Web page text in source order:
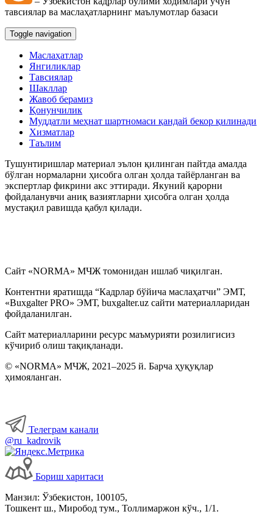
тавсиялар ва маслаҳатларнинг маълумотлар базаси
Toggle navigation
Маслаҳатлар
Янгиликлар
Тавсиялар
Шакллар
Жавоб берамиз
Қонунчилик
Муддатли меҳнат шартномаси қандай бекор қилинади
Хизматлар
Таълим
Тушунтиришлар материал эълон қилинган пайтда амалда
бўлган нормаларни ҳисобга олган ҳолда тайёрланган ва
экспертлар фикрини акс эттиради. Якуний қарорни
фойдаланувчи аниқ вазиятларни ҳисобга олган ҳолда
мустақил равишда қабул қилади.
Сайт «NORMA» МЧЖ томонидан ишлаб чиқилган.
Контентни яратишда “Кадрлар бўйича маслаҳатчи” ЭМТ,
«Buxgalter PRO» ЭМТ, buxgalter.uz сайти материалларидан
фойдаланилган.
Сайт материалларини ресурс маъмурияти розилигисиз
кўчириб олиш тақиқланади.
© «NORMA» МЧЖ, 2021–2025 й. Барча ҳуқуқлар
ҳимояланган.
Телеграм канали
@ru_kadrovik
Бориш харитаси
Манзил: Ўзбекистон, 100105,
Тошкент ш., Миробод тум., Толлимаржон кўч., 1/1.